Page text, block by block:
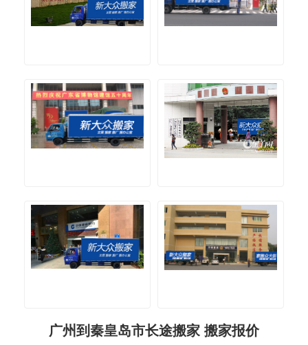
广州到秦皇岛市长途搬家 搬家报价